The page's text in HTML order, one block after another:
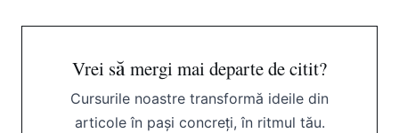
Vrei să mergi mai departe de citit?
Cursurile noastre transformă ideile din
articole în pași concreți, în ritmul tău.